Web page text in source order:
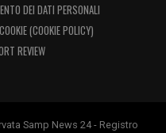
DEI DATI PERSONALI
(COOKIE POLICY)
REVIEW
Samp News 24 - Registro